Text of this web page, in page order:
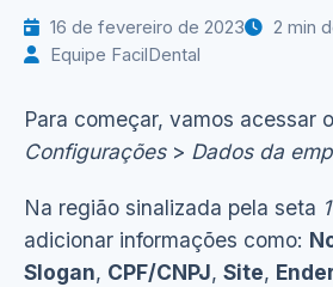
16 de fevereiro de 2023
2 min
Equipe FacilDental
Para começar, vamos acessar
Configurações> Dados da
Na região sinalizada pela seta 1
adicionar informações como:
Slogan, CPF/CNPJ, Site,